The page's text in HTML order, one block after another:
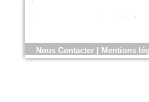
n°179 - Mars 2017
Conception, réalisation et
Nous Contacter Mentions